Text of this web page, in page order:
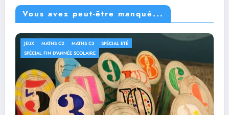
Vous avez peut-être manqué...
JEUX MATHS C2 MATHS C3
SPÉCIAL ETÉ
SPÉCIAL FIN D'ANNÉE SCOLAIRE